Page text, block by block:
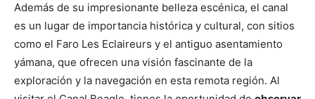
Además de su impresionante belleza escénica, el canal
es un lugar de importancia histórica y cultural, con sitios
como el Faro Les Eclaireurs y el antiguo asentamiento
yámana, que ofrecen una visión fascinante de la
exploración y la navegación en esta remota región. Al